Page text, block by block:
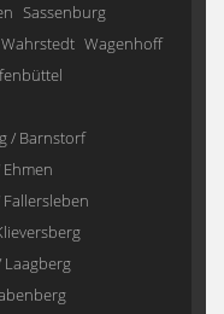
Sassenburg
Wagenhoff
/ Barnstorf